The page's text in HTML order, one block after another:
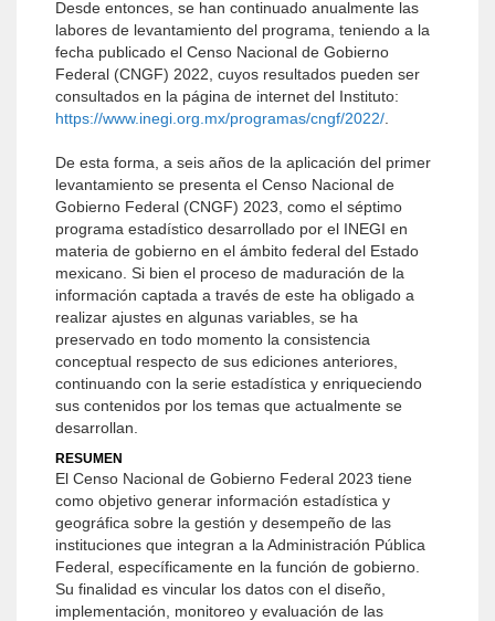
Desde entonces, se han continuado anualmente las
labores de levantamiento del programa, teniendo a la
fecha publicado el Censo Nacional de Gobierno
Federal (CNGF) 2022, cuyos resultados pueden ser
consultados en la página de internet del Instituto:
https://www.inegi.org.mx/programas/cngf/2022/
De esta forma, a seis años de la aplicación del primer
levantamiento se presenta el Censo Nacional de
Gobierno Federal (CNGF) 2023, como el séptimo
programa estadístico desarrollado por el INEGI en
materia de gobierno en el ámbito federal del Estado
mexicano. Si bien el proceso de maduración de la
información captada a través de este ha obligado a
realizar ajustes en algunas variables, se ha
preservado en todo momento la consistencia
conceptual respecto de sus ediciones anteriores,
continuando con la serie estadística y enriqueciendo
sus contenidos por los temas que actualmente se
desarrollan.
RESUMEN
El Censo Nacional de Gobierno Federal 2023 tiene
como objetivo generar información estadística y
geográfica sobre la gestión y desempeño de las
instituciones que integran a la Administración Pública
Federal, específicamente en la función de gobierno.
Su finalidad es vincular los datos con el diseño,
implementación, monitoreo y evaluación de las